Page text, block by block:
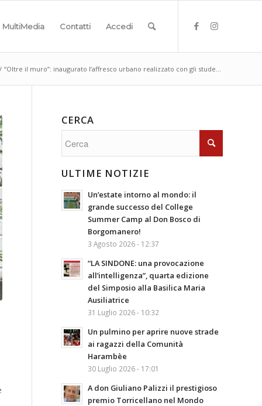
MultiMedia Contatti Accedi
/ “Oltre il muro”: inaugurato l’affresco urbano realizzato con gli stude...
CERCA
ULTIME NOTIZIE
Un’estate intorno al mondo: il
grande successo del College
Summer Camp al Don Bosco di
Borgomanero!
3 Agosto 2026 - 12:37
“LA SINDONE: una provocazione
all’intelligenza”, quarta edizione
del Simposio alla Basilica Maria
Ausiliatrice
31 Luglio 2026 - 10:32
Un pulmino per aprire nuove strade
ai ragazzi della Comunità
Harambèe
30 Luglio 2026 - 17:01
A don Giuliano Palizzi il prestigioso
premio Torricellano nel Mondo